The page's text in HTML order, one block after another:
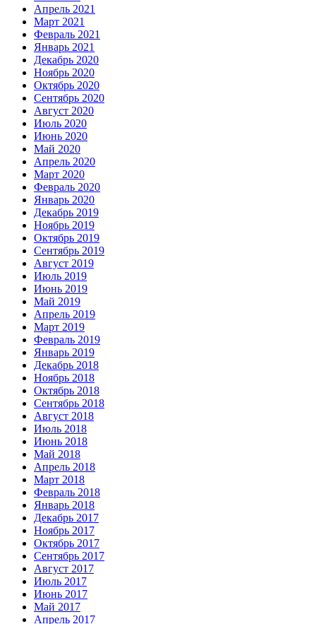
Апрель 2021
Март 2021
Февраль 2021
Январь 2021
Декабрь 2020
Ноябрь 2020
Октябрь 2020
Сентябрь 2020
Август 2020
Июль 2020
Июнь 2020
Май 2020
Апрель 2020
Март 2020
Февраль 2020
Январь 2020
Декабрь 2019
Ноябрь 2019
Октябрь 2019
Сентябрь 2019
Август 2019
Июль 2019
Июнь 2019
Май 2019
Апрель 2019
Март 2019
Февраль 2019
Январь 2019
Декабрь 2018
Ноябрь 2018
Октябрь 2018
Сентябрь 2018
Август 2018
Июль 2018
Июнь 2018
Май 2018
Апрель 2018
Март 2018
Февраль 2018
Январь 2018
Декабрь 2017
Ноябрь 2017
Октябрь 2017
Сентябрь 2017
Август 2017
Июль 2017
Июнь 2017
Май 2017
Апрель 2017